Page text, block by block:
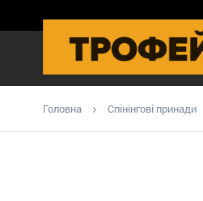
Головна Спінінгові принади